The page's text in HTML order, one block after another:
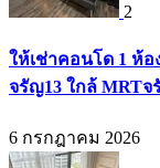
2
ให้เช่าคอนโด 1 ห้อ
จรัญ13 ใกล้ MRTจ
6 กรกฎาคม 2026